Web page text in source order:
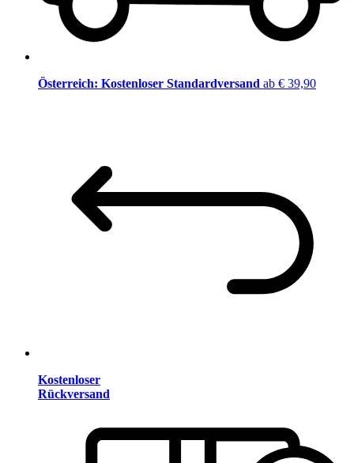
Österreich: Kostenloser Standardversand ab € 39,90
Kostenloser
Rückversand